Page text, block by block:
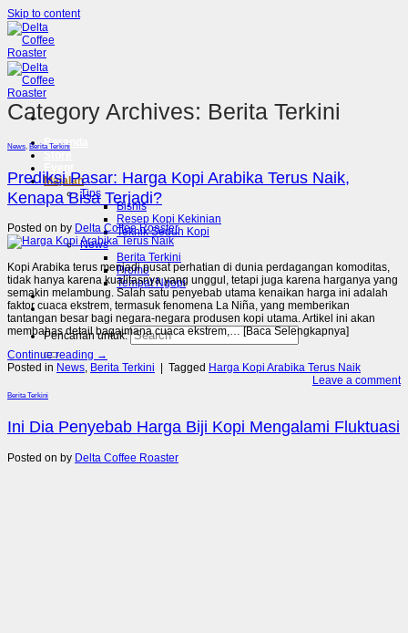
Skip to content
Beranda
Store
Majalah
Tips
Bisnis
Resep Kopi Kekinian
Teknik Seduh Kopi
News
Berita Terkini
Promo
Tempat Ngopi
Kontak
Tentang Kami
Pencarian untuk:
Category Archives: Berita Terkini
News Berita Terkini
Prediksi Pasar: Harga Kopi Arabika Terus Naik,
Kenapa Bisa Terjadi?
Posted on by Delta Coffee Roaster
Kopi Arabika terus menjadi pusat perhatian di dunia perdagangan komoditas,
tidak hanya karena kualitasnya yang unggul, tetapi juga karena harganya yang
semakin melambung. Salah satu penyebab utama kenaikan harga ini adalah
faktor cuaca ekstrem, termasuk fenomena La Niña, yang memberikan
tantangan besar bagi negara-negara produsen kopi utama. Artikel ini akan
membahas detail bagaimana cuaca ekstrem,… [Baca Selengkapnya]
Continue reading →
Posted in News, Berita Terkini | Tagged Harga Kopi Arabika Terus Naik
Leave a comment
Berita Terkini
Ini Dia Penyebab Harga Biji Kopi Mengalami Fluktuasi
Posted on by Delta Coffee Roaster